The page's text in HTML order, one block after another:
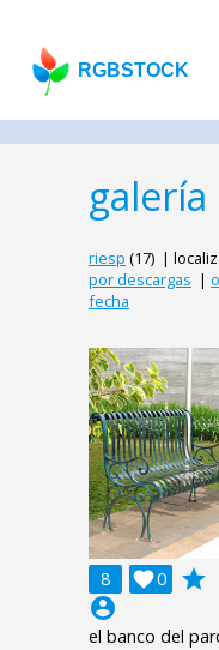
RGBSTOCK
riesp (17) |
por descargas |
fecha
8 0

grade
account_circle
el banco del